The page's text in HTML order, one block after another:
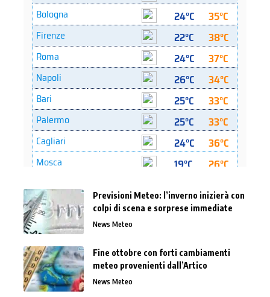
Previsioni Meteo: l’inverno inizierà con
colpi di scena e sorprese immediate
News Meteo
Fine ottobre con forti cambiamenti
meteo provenienti dall’Artico
News Meteo